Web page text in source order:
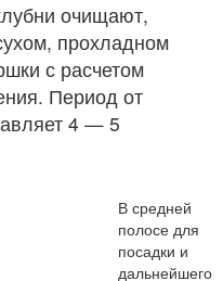
очищают,
прохладном
с расчетом
Период от
4 — 5
В средней
полосе для
посадки и
дальнейшего